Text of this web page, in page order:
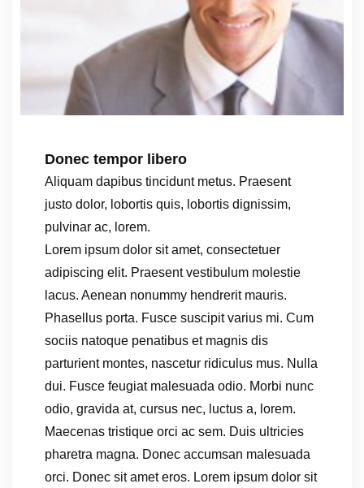
Donec tempor libero
Aliquam dapibus tincidunt metus. Praesent
justo dolor, lobortis quis, lobortis dignissim,
pulvinar ac, lorem.
Lorem ipsum dolor sit amet, consectetuer
adipiscing elit. Praesent vestibulum molestie
lacus. Aenean nonummy hendrerit mauris.
Phasellus porta. Fusce suscipit varius mi. Cum
sociis natoque penatibus et magnis dis
parturient montes, nascetur ridiculus mus. Nulla
dui. Fusce feugiat malesuada odio. Morbi nunc
odio, gravida at, cursus nec, luctus a, lorem.
Maecenas tristique orci ac sem. Duis ultricies
pharetra magna. Donec accumsan malesuada
orci. Donec sit amet eros. Lorem ipsum dolor sit